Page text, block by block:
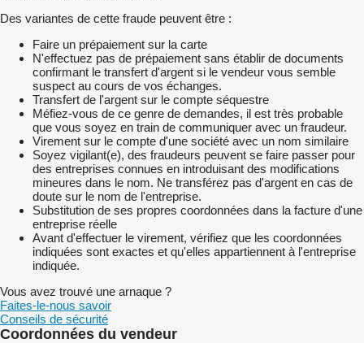
Des variantes de cette fraude peuvent être :
Faire un prépaiement sur la carte
N'effectuez pas de prépaiement sans établir de documents
confirmant le transfert d'argent si le vendeur vous semble
suspect au cours de vos échanges.
Transfert de l'argent sur le compte séquestre
Méfiez-vous de ce genre de demandes, il est très probable
que vous soyez en train de communiquer avec un fraudeur.
Virement sur le compte d'une société avec un nom similaire
Soyez vigilant(e), des fraudeurs peuvent se faire passer pour
des entreprises connues en introduisant des modifications
mineures dans le nom. Ne transférez pas d'argent en cas de
doute sur le nom de l'entreprise.
Substitution de ses propres coordonnées dans la facture d'une
entreprise réelle
Avant d'effectuer le virement, vérifiez que les coordonnées
indiquées sont exactes et qu'elles appartiennent à l'entreprise
indiquée.
Vous avez trouvé une arnaque ?
Faites-le-nous savoir
Conseils de sécurité
Coordonnées du vendeur